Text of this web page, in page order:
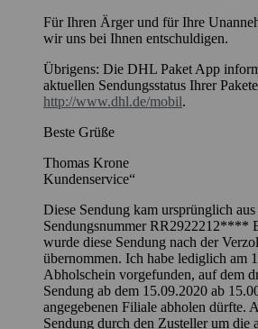
Für Ihren Ärger und für Ihre
wir uns bei Ihnen entschuldigen.
Übrigens: Die DHL Paket App
aktuellen Sendungsstatus Ihrer
http://www.dhl.de/mobil.
Beste Grüße
Thomas Krone
Kundenservice“
Diese Sendung kam ursprünglich
Sendungsnummer RR2922212****
wurde diese Sendung nach der
übernommen. Ich habe lediglich am
Abholschein vorgefunden, auf dem
Sendung ab dem 15.09.2020 ab
angegebenen Filiale abholen dürfte.
Sendung durch den Zusteller um die